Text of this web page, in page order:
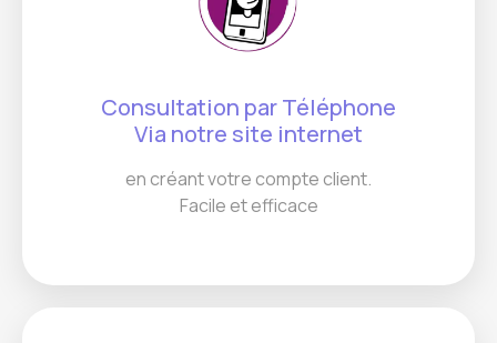
Consultation par Téléphone
Via notre site internet
en créant votre compte client.
Facile et efficace